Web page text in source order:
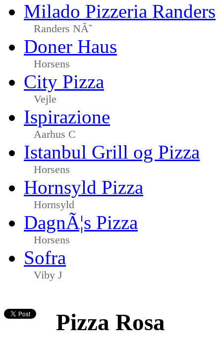
Milado Pizzeria Randers
Randers NÃ˜
Doner Haus
Horsens
City Pizza
Vejle
Ispirazione
Aarhus C
Istanbul Grill og Pizza
Horsens
Hornsyld Pizza
Hornsyld
DagnÃ¦s Pizza
Horsens
Sofra
Viby J
Pizza Rosa